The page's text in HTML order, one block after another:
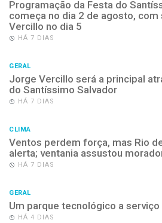
Programação da Festa do
começa no dia 2 de agosto,
Vercillo no dia 5
HÁ 7 DIAS
GERAL
Jorge Vercillo será a principal
do Santíssimo Salvador
HÁ 7 DIAS
CLIMA
Ventos perdem força, mas Rio
alerta; ventania assustou
HÁ 7 DIAS
GERAL
Um parque tecnológico a serviço
HÁ 4 DIAS